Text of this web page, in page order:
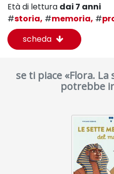
Età di lettura dai 7 anni
#storia, #memoria, #
scheda
se ti piace «Flora.
potrebbe